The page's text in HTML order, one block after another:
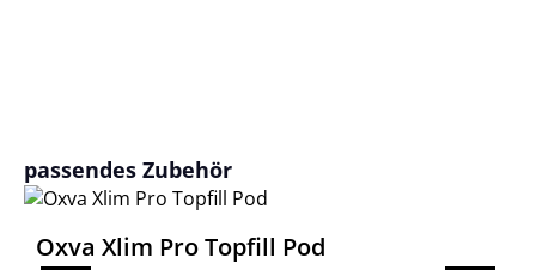
Produktgalerie überspringen
passendes Zubehör
Oxva Xlim Pro Topfill Pod